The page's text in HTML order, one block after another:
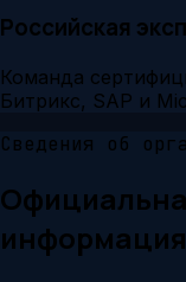
Российская
Команда
Битрикс, SAP и
Сведения об
информация